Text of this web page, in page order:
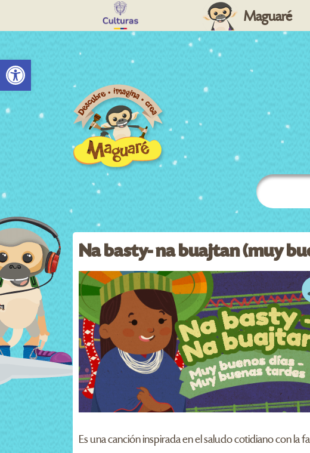
Abrir barra de herramientas
Maguaré
Na basty- na buajtan (muy
Es una canción inspirada en el saludo cotidiano con